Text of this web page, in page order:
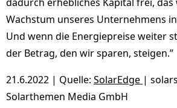
Wachstum unseres Unternehmens
Und wenn die Energiepreise weiter
der Betrag, den wir sparen, steigen.”
21.6.2022 | Quelle: SolarEdge |
Solarthemen Media GmbH